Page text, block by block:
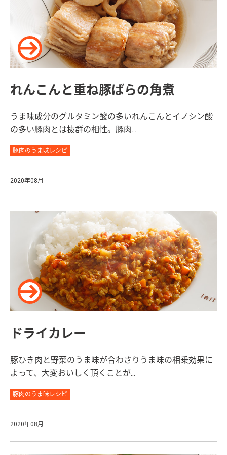
れんこんと重ね豚ばらの角煮
うま味成分のグルタミン酸の多いれんこんとイノシン酸
の多い豚肉とは抜群の相性。豚肉...
豚肉のうま味レシピ
2020年08月
ドライカレー
豚ひき肉と野菜のうま味が合わさりうま味の相乗効果に
よって、大変おいしく頂くことが...
豚肉のうま味レシピ
2020年08月